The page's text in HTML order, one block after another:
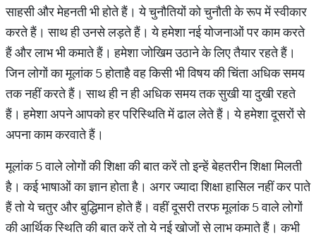
साहसी और मेहनती भी होते हैं। ये चुनौतियों को चुनौती के रूप में स्वीकार
करते हैं। साथ ही उनसे लड़ते हैं। ये हमेशा नई योजनाओं पर काम करते
हैं और लाभ भी कमाते हैं। हमेशा जोखिम उठाने के लिए तैयार रहते हैं।
जिन लोगों का मूलांक 5 होताहै वह किसी भी विषय की चिंता अधिक समय
तक नहीं करते हैं। साथ ही न ही अधिक समय तक सुखी या दुखी रहते
हैं। हमेशा अपने आपको हर परिस्थिति में ढाल लेते हैं। ये हमेशा दूसरों से
अपना काम करवाते हैं।
मूलांक 5 वाले लोगों की शिक्षा की बात करें तो इन्हें बेहतरीन शिक्षा मिलती
है। कई भाषाओं का ज्ञान होता है। अगर ज्यादा शिक्षा हासिल नहीं कर पाते
हैं तो ये चतुर और बुद्धिमान होते हैं। वहीं दूसरी तरफ मूलांक 5 वाले लोगों
की आर्थिक स्थिति की बात करें तो ये नई खोजों से लाभ कमाते हैं। कभी